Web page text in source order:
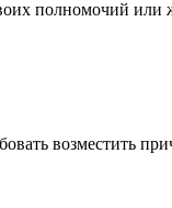
полномочий
возместить